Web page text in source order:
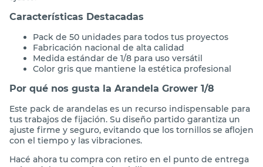
ajuste.
Pack de 50 unidades para todos tus proyectos
Fabricación nacional de alta calidad
Medida estándar de 1/8 para uso versátil
Color gris que mantiene la estética profesional
Este pack de arandelas es un recurso indispensable para
tus trabajos de fijación. Su diseño partido garantiza un
ajuste firme y seguro, evitando que los tornillos se aflojen
con el tiempo y las vibraciones.